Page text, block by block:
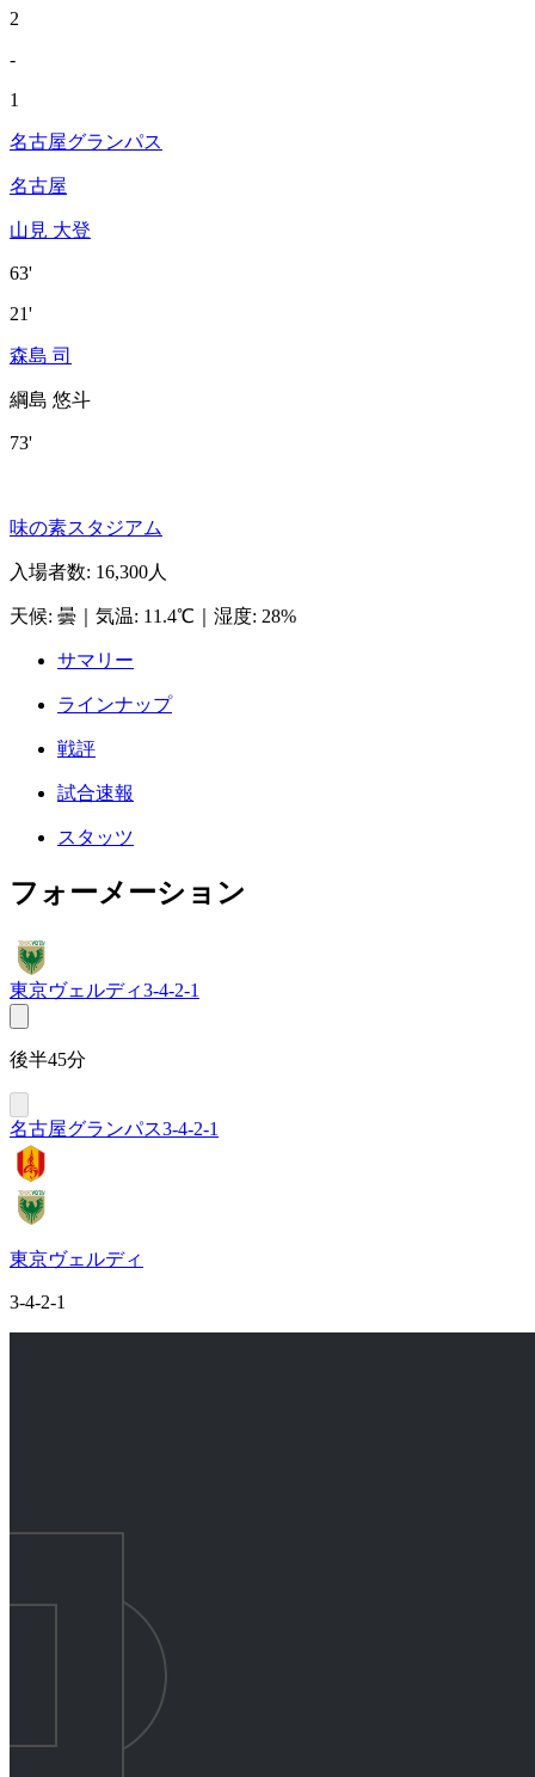
2
-
1
名古屋グランパス
名古屋
山見 大登
63'
21'
森島 司
綱島 悠斗
73'
味の素スタジアム
入場者数: 16,300人
天候: 曇 気温: 11.4℃ 湿度: 28%
サマリー
ラインナップ
戦評
試合速報
スタッツ
フォーメーション
東京ヴェルディ3-4-2-1
後半45分
名古屋グランパス3-4-2-1
東京ヴェルディ
3-4-2-1